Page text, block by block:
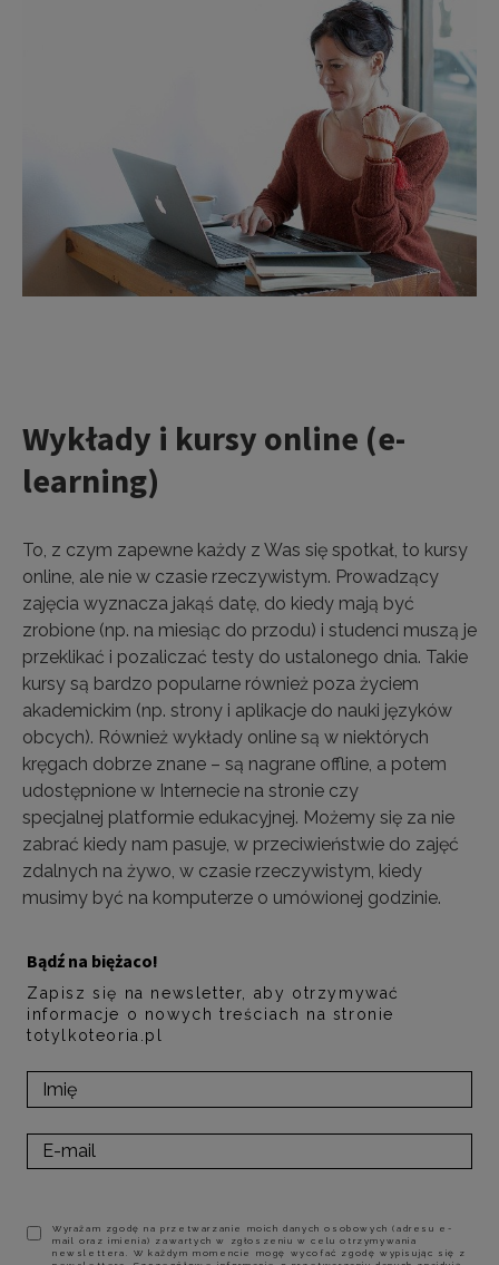
Wykłady i kursy online (e-
learning)
To, z czym zapewne każdy z Was się spotkał, to kursy
online, ale nie w czasie rzeczywistym. Prowadzący
zajęcia wyznacza jakąś datę, do kiedy mają być
zrobione (np. na miesiąc do przodu) i studenci muszą je
przeklikać i pozaliczać testy do ustalonego dnia. Takie
kursy są bardzo popularne również poza życiem
akademickim (np. strony i aplikacje do nauki języków
obcych). Również wykłady online są w niektórych
kręgach dobrze znane – są nagrane offline, a potem
udostępnione w Internecie na stronie czy
specjalnej platformie edukacyjnej. Możemy się za nie
zabrać kiedy nam pasuje, w przeciwieństwie do zajęć
zdalnych na żywo, w czasie rzeczywistym, kiedy
musimy być na komputerze o umówionej godzinie.
Bądź na biężaco!
Zapisz się na newsletter, aby otrzymywać
informacje o nowych treściach na stronie
totylkoteoria.pl
Wyrażam zgodę na przetwarzanie moich danych osobowych (adresu e-
mail oraz imienia) zawartych w zgłoszeniu w celu otrzymywania
newslettera. W każdym momencie mogę wycofać zgodę wypisując się z